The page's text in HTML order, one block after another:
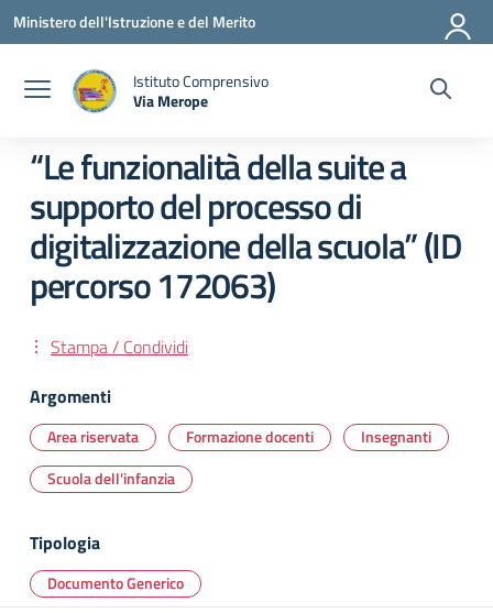
Vai ai contenuti
Vai al menu di navigazione
Vai al footer
Ministero dell'Istruzione e del Merito
Istituto Comprensivo
Via Merope
“Le funzionalità della suite a
supporto del processo di
digitalizzazione della scuola” (ID
percorso 172063)
Stampa / Condividi
Argomenti
Area riservata Formazione docenti
Insegnanti
Scuola dell'infanzia
Tipologia
Documento Generico